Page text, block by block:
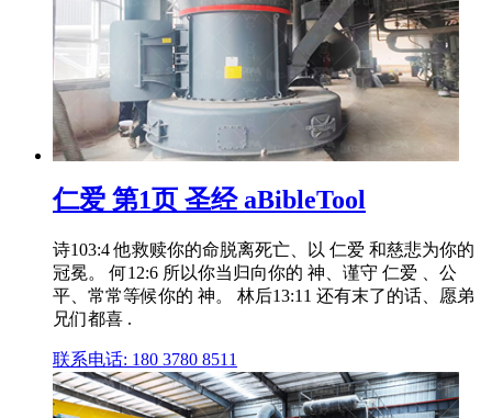
仁爱 第1页 圣经 aBibleTool
诗103:4 他救赎你的命脱离死亡、以 仁爱 和慈悲为你的
冠冕。 何12:6 所以你当归向你的 神、谨守 仁爱 、公
平、常常等候你的 神。 林后13:11 还有末了的话、愿弟
兄们都喜 .
联系电话: 180 3780 8511